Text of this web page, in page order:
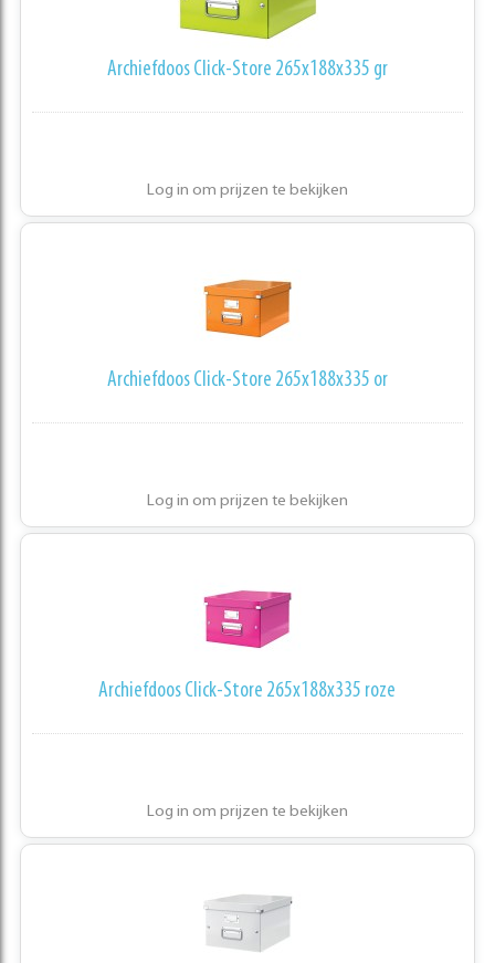
Archiefdoos Click-Store 265x188x335 gr
Log in om prijzen te bekijken
Archiefdoos Click-Store 265x188x335 or
Log in om prijzen te bekijken
Archiefdoos Click-Store 265x188x335 roze
Log in om prijzen te bekijken